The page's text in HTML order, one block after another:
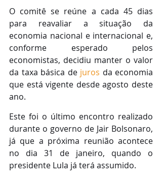
O comitê se reúne a cada 45 dias
para reavaliar a situação da
economia nacional e internacional e,
conforme esperado pelos
economistas, decidiu manter o valor
da taxa básica de juros da economia
que está vigente desde agosto deste
ano.
Este foi o último encontro realizado
durante o governo de Jair Bolsonaro,
já que a próxima reunião acontece
no dia 31 de janeiro, quando o
presidente Lula já terá assumido.